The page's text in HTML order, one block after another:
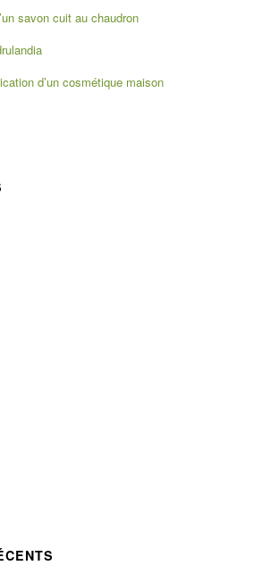
savon cuit au chaudron
d’un cosmétique maison